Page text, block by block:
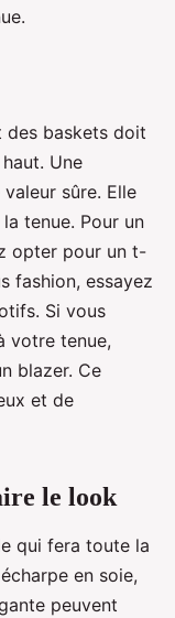
des baskets doit
Une
sûre. Elle
tenue. Pour un
opter pour un t-
fashion, essayez
Si vous
votre tenue,
blazer. Ce
et de
le look
qui fera toute la
en soie,
peuvent